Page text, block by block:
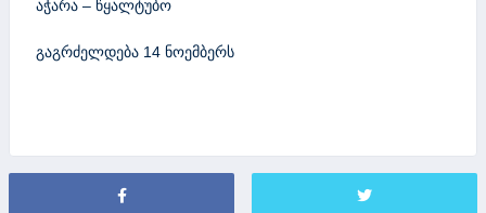
აჭარა – წყალტუბო
გაგრძელდება 14 ნოემბერს